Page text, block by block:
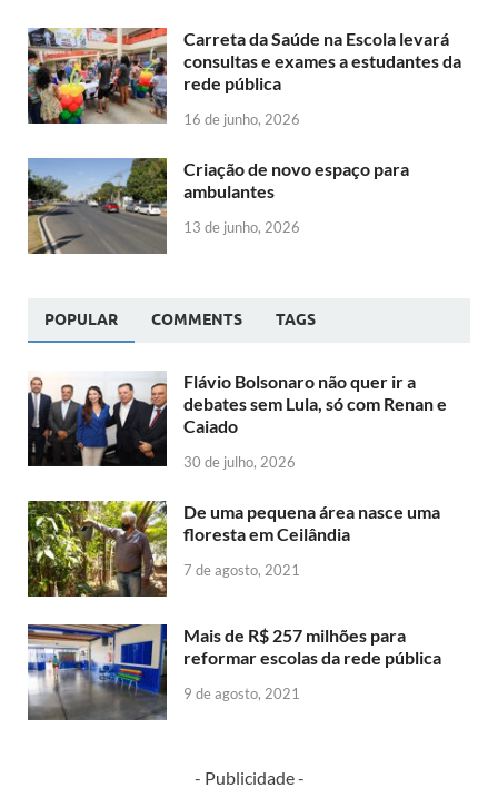
Carreta da Saúde na Escola levará
consultas e exames a estudantes da
rede pública
16 de junho, 2026
Criação de novo espaço para
ambulantes
13 de junho, 2026
POPULAR COMMENTS TAGS
Flávio Bolsonaro não quer ir a
debates sem Lula, só com Renan e
Caiado
30 de julho, 2026
De uma pequena área nasce uma
floresta em Ceilândia
7 de agosto, 2021
Mais de R$ 257 milhões para
reformar escolas da rede pública
9 de agosto, 2021
- Publicidade -